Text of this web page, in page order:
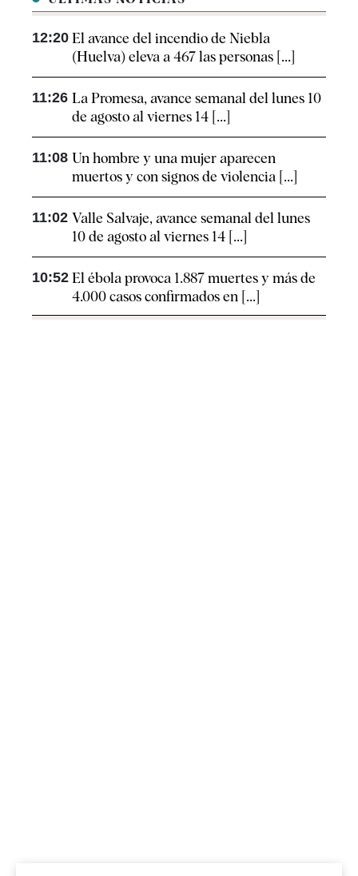
12:20 El avance del incendio de Niebla
(Huelva) eleva a 467 las personas [...]
11:26 La Promesa, avance semanal del lunes 10
de agosto al viernes 14 [...]
11:08 Un hombre y una mujer aparecen
muertos y con signos de violencia [...]
11:02 Valle Salvaje, avance semanal del lunes
10 de agosto al viernes 14 [...]
10:52 El ébola provoca 1.887 muertes y más de
4.000 casos confirmados en [...]